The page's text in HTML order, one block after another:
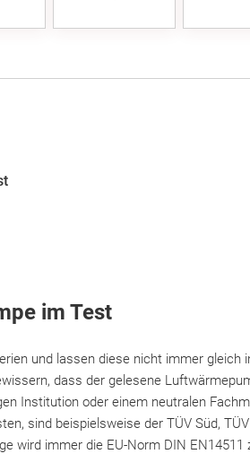
im Test
und lassen diese nicht immer gleich
dass der gelesene
Institution oder einem neutralen
sind beispielsweise der TÜV Süd,
wird immer die EU-Norm DIN EN14511